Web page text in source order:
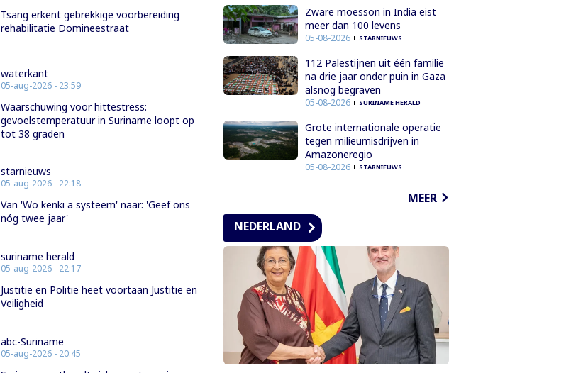
Tsang erkent gebrekkige voorbereiding
rehabilitatie Domineestraat
waterkant
05-aug-2026 - 23:59
Waarschuwing voor hittestress:
gevoelstemperatuur in Suriname loopt op
tot 38 graden
starnieuws
05-aug-2026 - 22:18
Van 'Wo kenki a systeem' naar: 'Geef ons
nóg twee jaar'
suriname herald
05-aug-2026 - 22:17
Justitie en Politie heet voortaan Justitie en
Veiligheid
abc-Suriname
05-aug-2026 - 20:45
Zware moesson in India eist
meer dan 100 levens
05-08-2026 STARNIEUWS
112 Palestijnen uit één familie
na drie jaar onder puin in Gaza
alsnog begraven
05-08-2026 SURINAME HERALD
Grote internationale operatie
tegen milieumisdrijven in
Amazoneregio
05-08-2026 STARNIEUWS
MEER
NEDERLAND